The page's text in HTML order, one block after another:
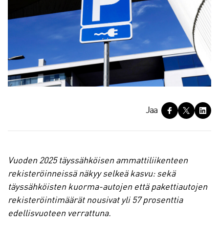
a
Jaa
Vuoden 2025 täyssähköisen ammattiliikenteen
rekisteröinneissä näkyy selkeä kasvu: sekä
täyssähköisten kuorma-autojen että pakettiautojen
rekisteröintimäärät nousivat yli 57 prosenttia
edellisvuoteen verrattuna.